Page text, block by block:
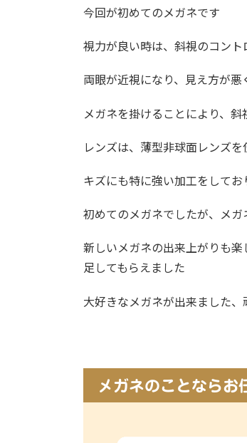
今回が初めてのメガネです
視力が良い時は、斜視のコント
両眼が近視になり、見え方が
メガネを掛けることにより、
レンズは、薄型非球面レンズ
キズにも特に強い加工をしてお
初めてのメガネでしたが、メガ
新しいメガネの出来上がりも
足してもらえました
大好きなメガネが出来ました、
メガネのことならお